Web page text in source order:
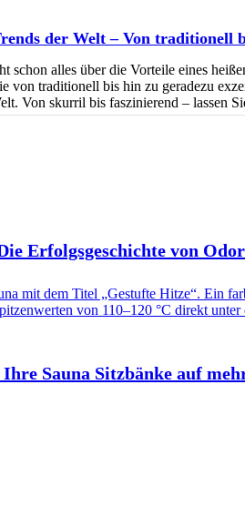
der Welt – Von traditionell
schon alles über die Vorteile eines
von traditionell bis hin zu geradezu
Von skurril bis faszinierend – lassen
Erfolgsgeschichte von
Sauna Sitzbänke auf